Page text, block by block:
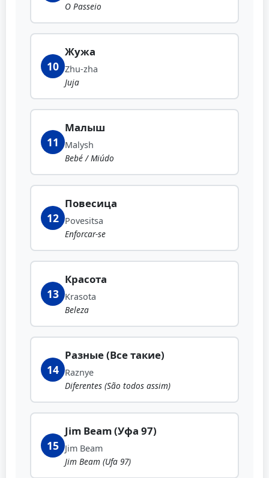
O Passeio
10
Жужа
Zhu-zha
Juja
11
Малыш
Malysh
Bebé / Miúdo
12
Повесица
Povesitsa
Enforcar-se
13
Красота
Krasota
Beleza
14
Разные (Все такие)
Raznye
Diferentes (São todos assim)
15
Jim Beam (Уфа 97)
Jim Beam
Jim Beam (Ufa 97)